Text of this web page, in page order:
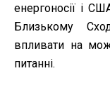
енергоносії і
Близькому
впливати на
питанні.